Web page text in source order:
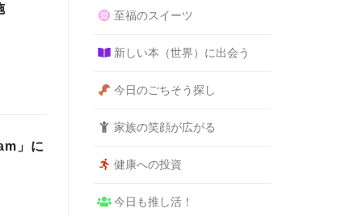
」に
至福のスイーツ
新しい本（世界）に出会う
今日のごちそう探し
家族の笑顔が広がる
健康への投資
今日も推し活！